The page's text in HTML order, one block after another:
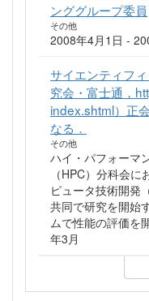
ンググループ委員
その他
2008年4月1日 -
サイエンティフ
究会・富士通，
index.shtml）正
なる．
その他
ハイ・パフォーマ
（HPC）分科会
ピュータ技術開発
共同で研究を開始
ムで性能の評価を
年3月